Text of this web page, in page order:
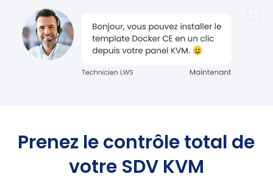
Prenez le contrôle total de
votre SDV KVM